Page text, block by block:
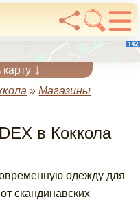
карту ↓
»Магазины
в Коккола
одежду для
скандинавских